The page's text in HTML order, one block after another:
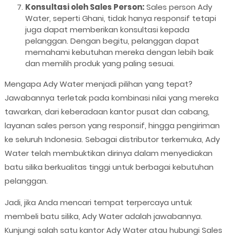
Konsultasi oleh Sales Person:Sales person Ady
Water, seperti Ghani, tidak hanya responsif tetapi
juga dapat memberikan konsultasi kepada
pelanggan. Dengan begitu, pelanggan dapat
memahami kebutuhan mereka dengan lebih baik
dan memilih produk yang paling sesuai.
Mengapa Ady Water menjadi pilihan yang tepat?
Jawabannya terletak pada kombinasi nilai yang mereka
tawarkan, dari keberadaan kantor pusat dan cabang,
layanan sales person yang responsif, hingga pengiriman
ke seluruh Indonesia. Sebagai distributor terkemuka, Ady
Water telah membuktikan dirinya dalam menyediakan
batu silika berkualitas tinggi untuk berbagai kebutuhan
pelanggan.
Jadi, jika Anda mencari tempat terpercaya untuk
membeli batu silika, Ady Water adalah jawabannya.
Kunjungi salah satu kantor Ady Water atau hubungi Sales